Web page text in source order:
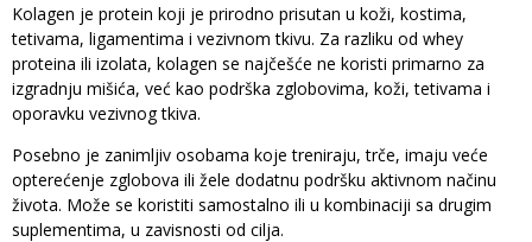
Kolagen je protein koji je prirodno prisutan u koži, kostima,
tetivama, ligamentima i vezivnom tkivu. Za razliku od whey
proteina ili izolata, kolagen se najčešće ne koristi primarno za
izgradnju mišića, već kao podrška zglobovima, koži, tetivama i
oporavku vezivnog tkiva.
Posebno je zanimljiv osobama koje treniraju, trče, imaju veće
opterećenje zglobova ili žele dodatnu podršku aktivnom načinu
života. Može se koristiti samostalno ili u kombinaciji sa drugim
suplementima, u zavisnosti od cilja.